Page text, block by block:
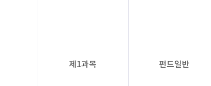
제1과목 펀드일반